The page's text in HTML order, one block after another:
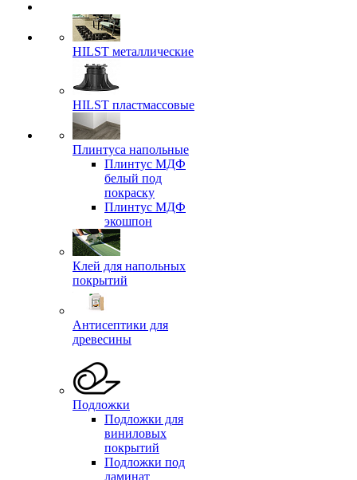
HILST металлические
HILST пластмассовые
Плинтуса напольные
Плинтус МДФ
белый под
покраску
Плинтус МДФ
экошпон
Клей для напольных
покрытий
Антисептики для
древесины
Подложки
Подложки для
виниловых
покрытий
Подложки под
ламинат